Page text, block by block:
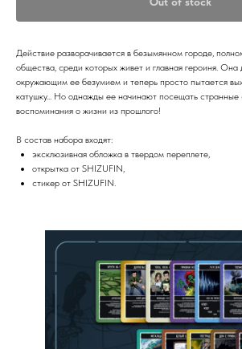
Действие разворачивается в безымянном городе,
общества, среди которых живет и главная героиня. Она
окружающим ее безумием и теперь просто пытается
катушку... Но однажды ее начинают посещать странные
воспоминания о жизни из прошлого!
В состав набора входят:
эксклюзивная обложка в твердом переплете,
открытка от SHIZUFIN,
стикер от SHIZUFIN.